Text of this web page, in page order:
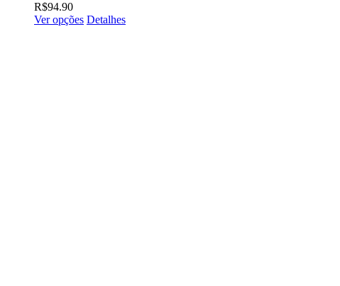
R$94.90
Ver opções Detalhes